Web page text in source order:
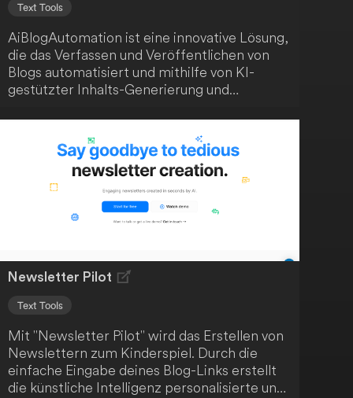
Text Tools
AiBlogAutomation ist eine innovative Lösung,
die das Verfassen und Veröffentlichen von
Blogs automatisiert und mithilfe von KI-
gestützter Inhalts-Generierung und
sparst Zeit und Mühe mit einem effizienten
Workflow und benötigst keine technische
Expertise. Die Anwendung ist ideal für
Blogger, die ihren Prozess automatisieren
möchten, und Einsteiger, die ohne
technisches Know-how bloggen wollen.
Newsletter Pilot
Text Tools
Mit "Newsletter Pilot" wird das Erstellen von
Newslettern zum Kinderspiel. Durch die
einfache Eingabe deines Blog-Links erstellt
die künstliche Intelligenz personalisierte und